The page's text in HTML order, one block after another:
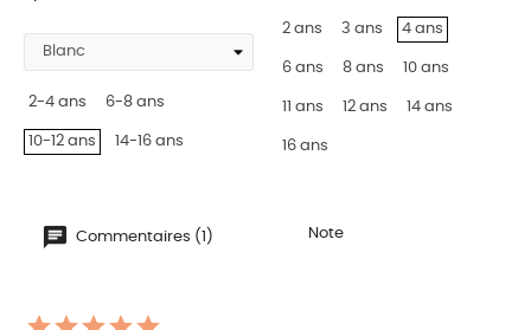
2-4 ans 6-8 ans
10-12 ans 14-16 ans
2 ans 3 ans 4 ans
6 ans 8 ans 10 ans
11 ans 12 ans 14 ans
16 ans
Commentaires (1) Note